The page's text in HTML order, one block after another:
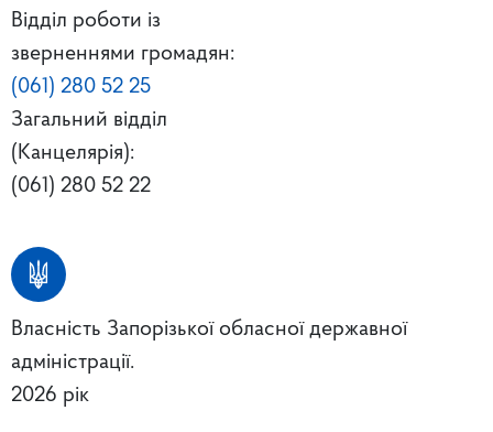
Відділ роботи із
зверненнями громадян:
(061) 280 52 25
Загальний відділ
(Канцелярія):
(061) 280 52 22
Власність Запорізької обласної державної
адміністрації.
2026 рік